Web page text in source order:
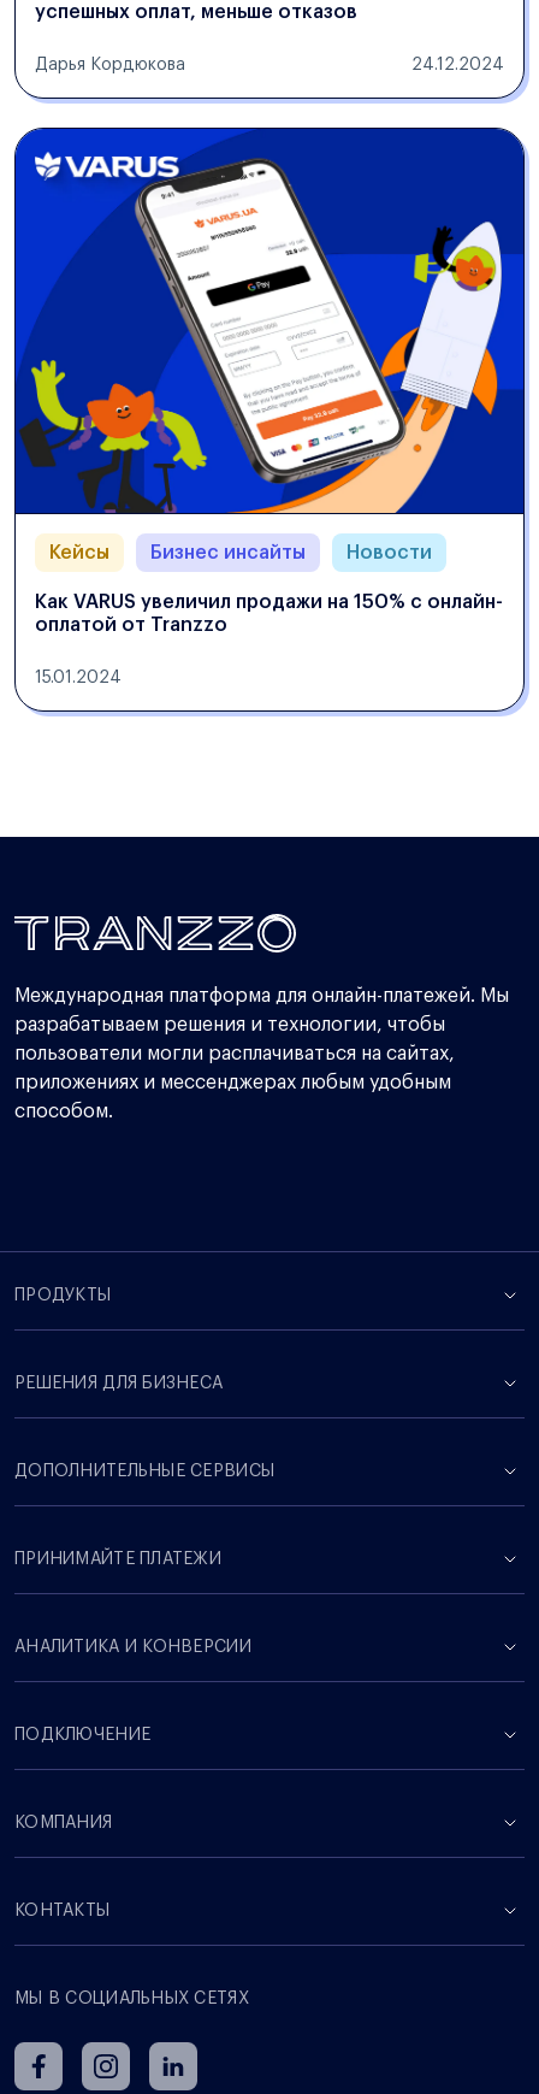
успешных оплат, меньше отказов
Дарья Кордюкова 24.12.2024
Кейсы Бизнес инсайты Новости
Как VARUS увеличил продажи на 150% с онлайн-
оплатой от Tranzzo
15.01.2024
Международная платформа для онлайн-платежей. Мы
разрабатываем решения и технологии, чтобы
пользователи могли расплачиваться на сайтах,
приложениях и мессенджерах любым удобным
способом.
ПРОДУКТЫ
РЕШЕНИЯ ДЛЯ БИЗНЕСА
ДОПОЛНИТЕЛЬНЫЕ СЕРВИСЫ
ПРИНИМАЙТЕ ПЛАТЕЖИ
АНАЛИТИКА И КОНВЕРСИИ
ПОДКЛЮЧЕНИЕ
КОМПАНИЯ
КОНТАКТЫ
МЫ В СОЦИАЛЬНЫХ СЕТЯХ